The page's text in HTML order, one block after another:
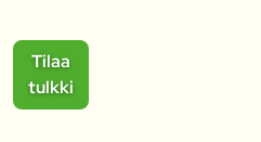
Tilaa
tulkki